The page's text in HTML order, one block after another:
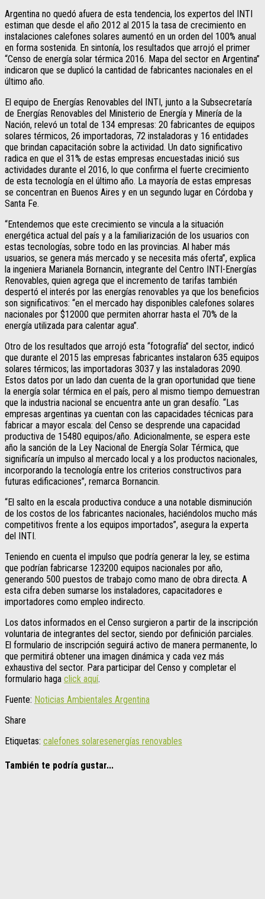
Argentina no quedó afuera de esta tendencia, los expertos del INTI
estiman que desde el año 2012 al 2015 la tasa de crecimiento en
instalaciones calefones solares aumentó en un orden del 100% anual
en forma sostenida. En sintonía, los resultados que arrojó el primer
“Censo de energía solar térmica 2016. Mapa del sector en Argentina”
indicaron que se duplicó la cantidad de fabricantes nacionales en el
último año.
El equipo de Energías Renovables del INTI, junto a la Subsecretaría
de Energías Renovables del Ministerio de Energía y Minería de la
Nación, relevó un total de 134 empresas: 20 fabricantes de equipos
solares térmicos, 26 importadoras, 72 instaladoras y 16 entidades
que brindan capacitación sobre la actividad. Un dato significativo
radica en que el 31% de estas empresas encuestadas inició sus
actividades durante el 2016, lo que confirma el fuerte crecimiento
de esta tecnología en el último año. La mayoría de estas empresas
se concentran en Buenos Aires y en un segundo lugar en Córdoba y
Santa Fe.
“Entendemos que este crecimiento se vincula a la situación
energética actual del país y a la familiarización de los usuarios con
estas tecnologías, sobre todo en las provincias. Al haber más
usuarios, se genera más mercado y se necesita más oferta”, explica
la ingeniera Marianela Bornancin, integrante del Centro INTI-Energías
Renovables, quien agrega que el incremento de tarifas también
despertó el interés por las energías renovables ya que los beneficios
son significativos: “en el mercado hay disponibles calefones solares
nacionales por $12000 que permiten ahorrar hasta el 70% de la
energía utilizada para calentar agua”.
Otro de los resultados que arrojó esta “fotografía” del sector, indicó
que durante el 2015 las empresas fabricantes instalaron 635 equipos
solares térmicos; las importadoras 3037 y las instaladoras 2090.
Estos datos por un lado dan cuenta de la gran oportunidad que tiene
la energía solar térmica en el país, pero al mismo tiempo demuestran
que la industria nacional se encuentra ante un gran desafío. “Las
empresas argentinas ya cuentan con las capacidades técnicas para
fabricar a mayor escala: del Censo se desprende una capacidad
productiva de 15480 equipos/año. Adicionalmente, se espera este
año la sanción de la Ley Nacional de Energía Solar Térmica, que
significaría un impulso al mercado local y a los productos nacionales,
incorporando la tecnología entre los criterios constructivos para
futuras edificaciones”, remarca Bornancin.
“El salto en la escala productiva conduce a una notable disminución
de los costos de los fabricantes nacionales, haciéndolos mucho más
competitivos frente a los equipos importados”, asegura la experta
del INTI.
Teniendo en cuenta el impulso que podría generar la ley, se estima
que podrían fabricarse 123200 equipos nacionales por año,
generando 500 puestos de trabajo como mano de obra directa. A
esta cifra deben sumarse los instaladores, capacitadores e
importadores como empleo indirecto.
Los datos informados en el Censo surgieron a partir de la inscripción
voluntaria de integrantes del sector, siendo por definición parciales.
El formulario de inscripción seguirá activo de manera permanente, lo
que permitirá obtener una imagen dinámica y cada vez más
exhaustiva del sector. Para participar del Censo y completar el
formulario haga click aquí.
Fuente: Noticias Ambientales Argentina
Share
Etiquetas: calefones solaresenergías renovables
También te podría gustar...